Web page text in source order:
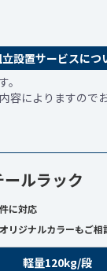
設置サービスにつ
容によりますので
ルラック
に対応
リジナルカラーもご相
軽量120kg/段